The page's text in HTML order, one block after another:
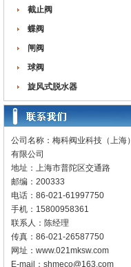
截止阀
蝶阀
闸阀
球阀
旋风式脱水器
公司名称：梅科阀业科技（上海）
有限公司
地址：上海市普陀区交通路
邮编：200333
电话：86-021-61997750
手机：15800958361
联系人：陈经理
传真：86-021-26587750
网址： www.021mksw.com
E-mail： shmeco@163.com